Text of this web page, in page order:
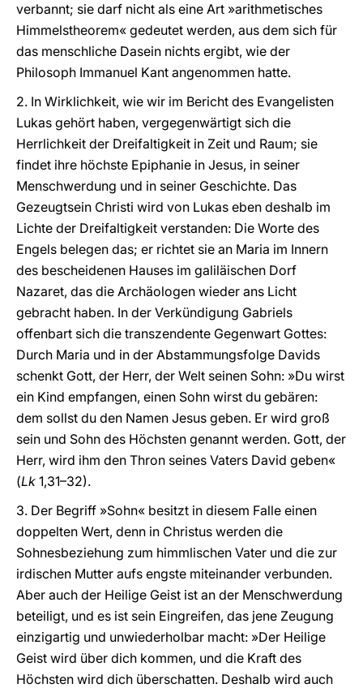
verbannt; sie darf nicht als eine Art »arithmetisches
Himmelstheorem« gedeutet werden, aus dem sich für
das menschliche Dasein nichts ergibt, wie der
Philosoph Immanuel Kant angenommen hatte.
2. In Wirklichkeit, wie wir im Bericht des Evangelisten
Lukas gehört haben, vergegenwärtigt sich die
Herrlichkeit der Dreifaltigkeit in Zeit und Raum; sie
findet ihre höchste Epiphanie in Jesus, in seiner
Menschwerdung und in seiner Geschichte. Das
Gezeugtsein Christi wird von Lukas eben deshalb im
Lichte der Dreifaltigkeit verstanden: Die Worte des
Engels belegen das; er richtet sie an Maria im Innern
des bescheidenen Hauses im galiläischen Dorf
Nazaret, das die Archäologen wieder ans Licht
gebracht haben. In der Verkündigung Gabriels
offenbart sich die transzendente Gegenwart Gottes:
Durch Maria und in der Abstammungsfolge Davids
schenkt Gott, der Herr, der Welt seinen Sohn: »Du wirst
ein Kind empfangen, einen Sohn wirst du gebären:
dem sollst du den Namen Jesus geben. Er wird groß
sein und Sohn des Höchsten genannt werden. Gott, der
Herr, wird ihm den Thron seines Vaters David geben«
(Lk 1,31–32).
3. Der Begriff »Sohn« besitzt in diesem Falle einen
doppelten Wert, denn in Christus werden die
Sohnesbeziehung zum himmlischen Vater und die zur
irdischen Mutter aufs engste miteinander verbunden.
Aber auch der Heilige Geist ist an der Menschwerdung
beteiligt, und es ist sein Eingreifen, das jene Zeugung
einzigartig und unwiederholbar macht: »Der Heilige
Geist wird über dich kommen, und die Kraft des
Höchsten wird dich überschatten. Deshalb wird auch